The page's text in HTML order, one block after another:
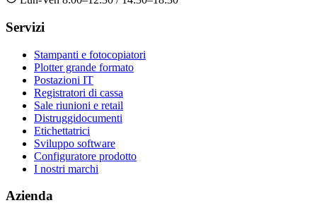
Servizi
Stampanti e fotocopiatori
Plotter grande formato
Postazioni IT
Registratori di cassa
Sale riunioni e retail
Distruggidocumenti
Etichettatrici
Sviluppo software
Configuratore prodotto
I nostri marchi
Azienda